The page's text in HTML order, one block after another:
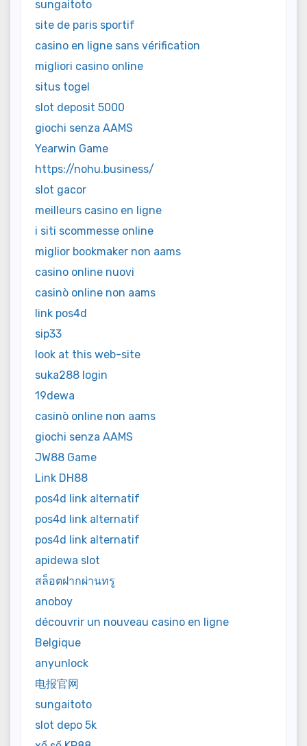
sungaitoto
site de paris sportif
casino en ligne sans vérification
migliori casino online
situs togel
slot deposit 5000
giochi senza AAMS
Yearwin Game
https://nohu.business/
slot gacor
meilleurs casino en ligne
i siti scommesse online
miglior bookmaker non aams
casino online nuovi
casinò online non aams
link pos4d
sip33
look at this web-site
suka288 login
19dewa
casinò online non aams
giochi senza AAMS
JW88 Game
Link DH88
pos4d link alternatif
pos4d link alternatif
pos4d link alternatif
apidewa slot
สล็อตฝากผ่านทรู
anoboy
découvrir un nouveau casino en ligne
Belgique
anyunlock
电报官网
sungaitoto
slot depo 5k